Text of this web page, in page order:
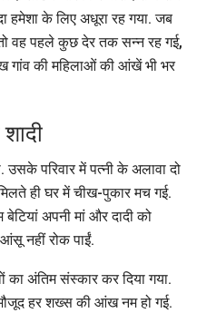
हमेशा के लिए अधूरा रह गया. जब
तो वह पहले कुछ देर तक सन्न रह गई,
गांव की महिलाओं की आंखें भी भर
उसके परिवार में पत्नी के अलावा दो
ही घर में चीख-पुकार मच गई.
बेटियां अपनी मां और दादी को
नहीं रोक पाईं.
का अंतिम संस्कार कर दिया गया.
मौजूद हर शख्स की आंख नम हो गई.